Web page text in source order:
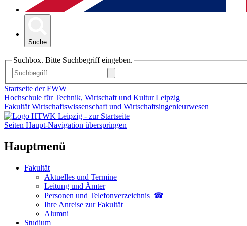
Suche
Suchbox. Bitte Suchbegriff eingeben.
Startseite der FWW
Hochschule für Technik, Wirtschaft und Kultur Leipzig
Fakultät Wirtschaftswissenschaft und Wirtschaftsingenieurwesen
Seiten Haupt-Navigation überspringen
Hauptmenü
Fakultät
Aktuelles und Termine
Leitung und Ämter
Personen und Telefon­verzeichnis ☎
Ihre Anreise zur Fakultät
Alumni
Studium